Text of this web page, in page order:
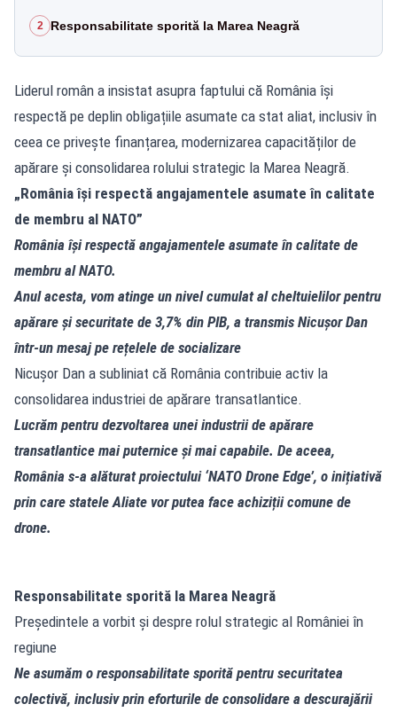
2 Responsabilitate sporită la Marea Neagră
Liderul român a insistat asupra faptului că România își
respectă pe deplin obligațiile asumate ca stat aliat, inclusiv în
ceea ce privește finanțarea, modernizarea capacităților de
apărare și consolidarea rolului strategic la Marea Neagră.
„România își respectă angajamentele asumate în calitate
de membru al NATO”
România își respectă angajamentele asumate în calitate de
membru al NATO.
Anul acesta, vom atinge un nivel cumulat al cheltuielilor pentru
apărare și securitate de 3,7% din PIB, a transmis Nicușor Dan
într-un mesaj pe rețelele de socializare
Nicușor Dan a subliniat că România contribuie activ la
consolidarea industriei de apărare transatlantice.
Lucrăm pentru dezvoltarea unei industrii de apărare
transatlantice mai puternice și mai capabile. De aceea,
România s-a alăturat proiectului ‘NATO Drone Edge’, o inițiativă
prin care statele Aliate vor putea face achiziții comune de
drone.
Responsabilitate sporită la Marea Neagră
Președintele a vorbit și despre rolul strategic al României în
regiune
Ne asumăm o responsabilitate sporită pentru securitatea
colectivă, inclusiv prin eforturile de consolidare a descurajării